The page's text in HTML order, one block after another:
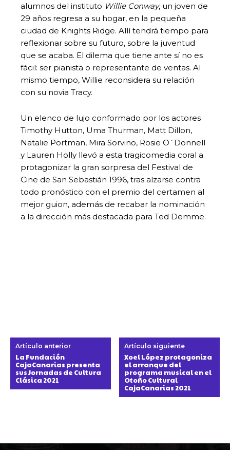
alumnos del instituto Willie Conway, un joven de
29 años regresa a su hogar, en la pequeña
ciudad de Knights Ridge. Allí tendrá tiempo para
reflexionar sobre su futuro, sobre la juventud
que se acaba. El dilema que tiene ante sí no es
fácil: ser pianista o representante de ventas. Al
mismo tiempo, Willie reconsidera su relación
con su novia Tracy.
Un elenco de lujo conformado por los actores
Timothy Hutton, Uma Thurman, Matt Dillon,
Natalie Portman, Mira Sorvino, Rosie O´Donnell
y Lauren Holly llevó a esta tragicomedia coral a
protagonizar la gran sorpresa del Festival de
Cine de San Sebastián 1996, tras alzarse contra
todo pronóstico con el premio del certamen al
mejor guion, además de recabar la nominación
a la dirección más destacada para Ted Demme.
Artículo anterior
La Fundación
CajaCanarias presenta
sus Jornadas de Cultura
Clásica 2021
Artículo siguiente
Xoel López protagoniza
el arranque del
programa musical en el
Otoño Cultural
CajaCanarias 2021